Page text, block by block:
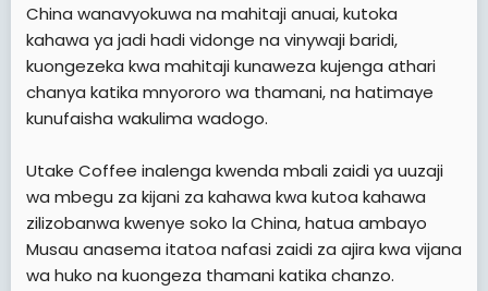
China wanavyokuwa na mahitaji anuai, kutoka
kahawa ya jadi hadi vidonge na vinywaji baridi,
kuongezeka kwa mahitaji kunaweza kujenga athari
chanya katika mnyororo wa thamani, na hatimaye
kunufaisha wakulima wadogo.
Utake Coffee inalenga kwenda mbali zaidi ya uuzaji
wa mbegu za kijani za kahawa kwa kutoa kahawa
zilizobanwa kwenye soko la China, hatua ambayo
Musau anasema itatoa nafasi zaidi za ajira kwa vijana
wa huko na kuongeza thamani katika chanzo.